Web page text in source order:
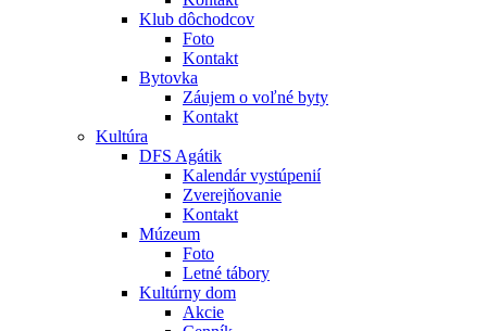
Klub dôchodcov
Foto
Kontakt
Bytovka
Záujem o voľné byty
Kontakt
Kultúra
DFS Agátik
Kalendár vystúpenií
Zverejňovanie
Kontakt
Múzeum
Foto
Letné tábory
Kultúrny dom
Akcie